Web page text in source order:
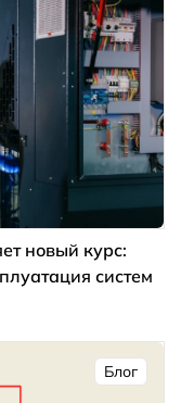
новый курс:
систем
Блог